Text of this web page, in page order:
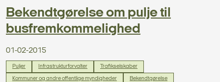
Bekendtgørelse om pulje til
busfremkommelighed
01-02-2015
Puljer Infrastrukturforvalter Trafikselskaber
Kommuner og andre offentlige myndigheder Bekendtgørelse